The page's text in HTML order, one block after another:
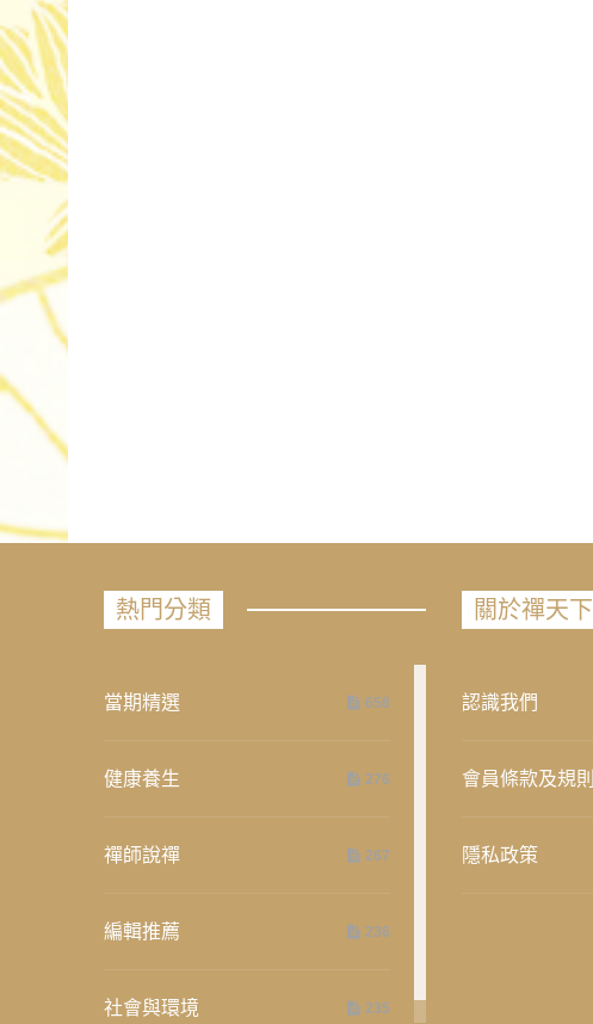
熱門分類
當期精選 658
健康養生 276
禪師說禪 267
編輯推薦 236
社會與環境 235
關於禪天下
認識我們
會員條款及規則
隱私政策